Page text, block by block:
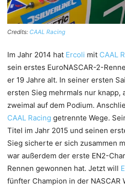
Credits: CAAL Racing
Im Jahr 2014 hat Ercoli mit CAAL
sein erstes EuroNASCAR-2-
er 19 Jahre alt. In seiner ersten
ersten Sieg mehrmals nur knapp,
zweimal auf dem Podium.
CAAL Racing getrennte Wege.
Titel im Jahr 2015 und seinen
Sieg sicherte er sich zusammen
war außerdem der erste EN2-
Rennen gewonnen hat. Jetzt will
fünfter Champion in der NASCAR